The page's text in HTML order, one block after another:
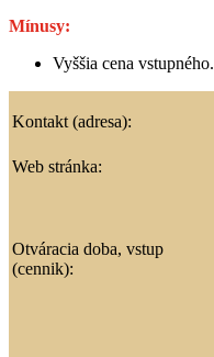
Mínusy:
Vyššia cena vstupného.
Kontakt (adresa):
Web stránka:
Otváracia doba, vstup
(cennik):